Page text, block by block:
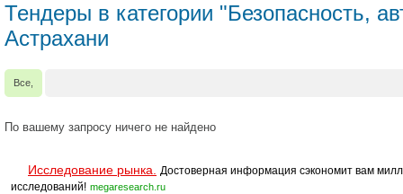
Тендеры в категории "Безопасность,
Астрахани
Все,
По вашему запросу ничего не найдено
Исследование рынка.
Достоверная информация сэкономит вам
исследований! megaresearch.ru